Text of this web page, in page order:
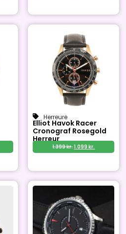
Herreure
Elliot Havok Racer
Cronograf Rosegold
Herreur
1.399kr.1.099kr.